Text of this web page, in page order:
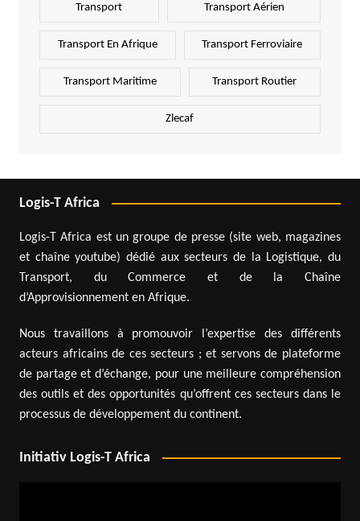
Transport Transport Aérien
Transport En Afrique Transport Ferroviaire
Transport Maritime Transport Routier
Zlecaf
Logis-T Africa
Logis-T Africa est un groupe de presse (site web, magazines
et chaîne youtube) dédié aux secteurs de la Logistique, du
Transport, du Commerce et de la Chaîne
d’Approvisionnement en Afrique.
Nous travaillons à promouvoir l’expertise des différents
acteurs africains de ces secteurs ; et servons de plateforme
de partage et d’échange, pour une meilleure compréhension
des outils et des opportunités qu’offrent ces secteurs dans le
processus de développement du continent.
Initiativ Logis-T Africa